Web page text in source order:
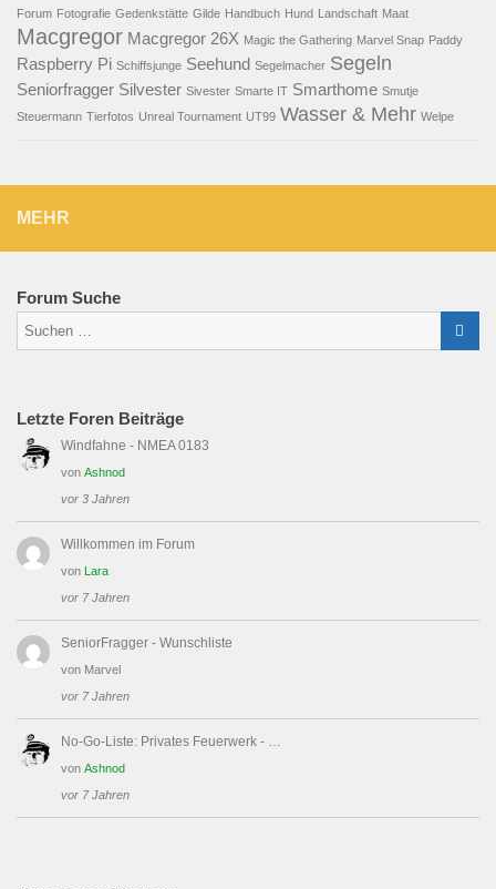
Forum Fotografie Gedenkstätte Gilde Handbuch Hund Landschaft Maat
Macgregor Macgregor 26X Magic the Gathering Marvel Snap Paddy
Raspberry Pi Schiffsjunge Seehund Segelmacher Segeln
Seniorfragger Silvester Sivester Smarte IT Smarthome Smutje
Steuermann Tierfotos Unreal Tournament UT99 Wasser & Mehr Welpe
MEHR
Forum Suche
Letzte Foren Beiträge
Windfahne - NMEA 0183
von Ashnod
vor 3 Jahren
Willkommen im Forum
von Lara
vor 7 Jahren
SeniorFragger - Wunschliste
von Marvel
vor 7 Jahren
No-Go-Liste: Privates Feuerwerk - …
von Ashnod
vor 7 Jahren